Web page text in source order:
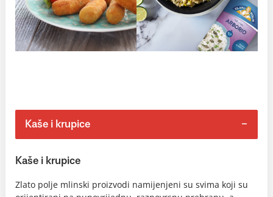
Kaše i krupice
Kaše i krupice
Zlato polje mlinski proizvodi namijenjeni su svima koji su